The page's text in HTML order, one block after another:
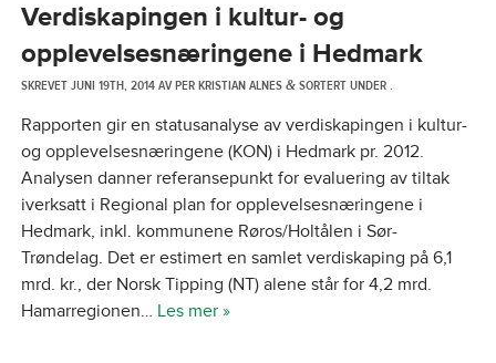
Verdiskapingen i kultur- og
opplevelsesnæringene i Hedmark
SKREVETJUNI 19TH, 2014AVPER KRISTIAN ALNES &SORTERT UNDER .
Rapporten gir en statusanalyse av verdiskapingen i kultur-
og opplevelsesnæringene (KON) i Hedmark pr. 2012.
Analysen danner referansepunkt for evaluering av tiltak
iverksatt i Regional plan for opplevelsesnæringene i
Hedmark, inkl. kommunene Røros/Holtålen i Sør-
Trøndelag. Det er estimert en samlet verdiskaping på 6,1
mrd. kr., der Norsk Tipping (NT) alene står for 4,2 mrd.
Hamarregionen… Les mer »